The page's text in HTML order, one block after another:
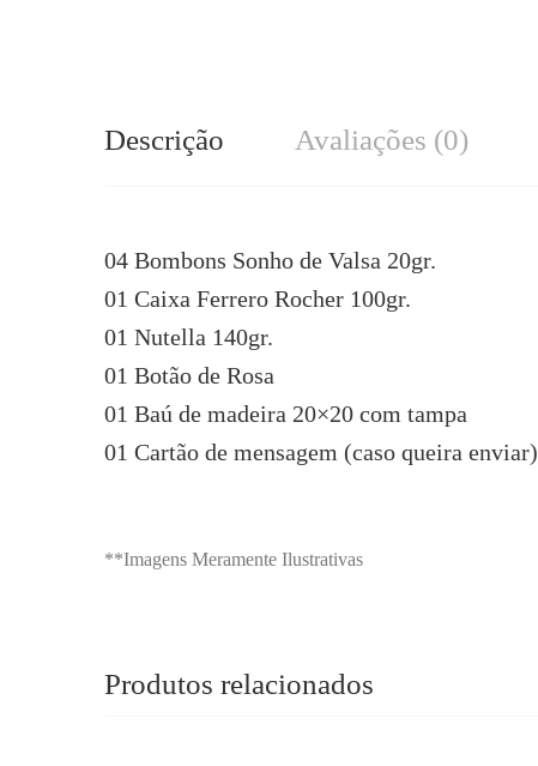
Descrição Avaliações (0)
04 Bombons Sonho de Valsa 20gr.
01 Caixa Ferrero Rocher 100gr.
01 Nutella 140gr.
01 Botão de Rosa
01 Baú de madeira 20×20 com tampa
01 Cartão de mensagem (caso queira enviar)
**Imagens Meramente Ilustrativas
Produtos relacionados